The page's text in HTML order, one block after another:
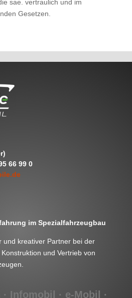
sae. vertraulich und im
Gesetzen.
66 99 0
im Spezialfahrzeugbau
und kreativer Partner bei der
und Vertrieb von
Infomobil · e-Mobil ·